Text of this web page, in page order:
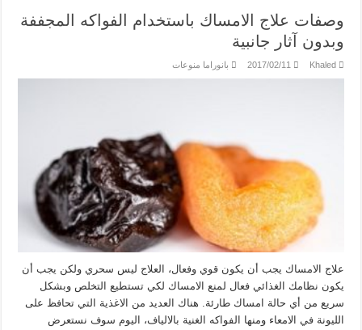
وصفات علاج الامساك باستخدام الفواكه المجففة
وبدون آثار جانبية
Khaled
2017/02/11 بانوراما منوعات
علاج الامساك يجب أن يكون قوي وفعال، العلاج ليس سحري ولكن يجب أن
يكون نظامك الغذائي فعال لمنع الامساك لكي تستطيع التخلص وبشكل
سريع من أي حالة امساك طارئة. هناك العديد من الاغذية التي تحافظ على
الليونة في الامعاء ومنها الفواكه الغنية بالالياف، اليوم سوف نستعرض